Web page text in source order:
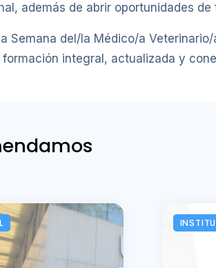
además de abrir oportunidades
Semana del/la Médico/a
integral, actualizada y